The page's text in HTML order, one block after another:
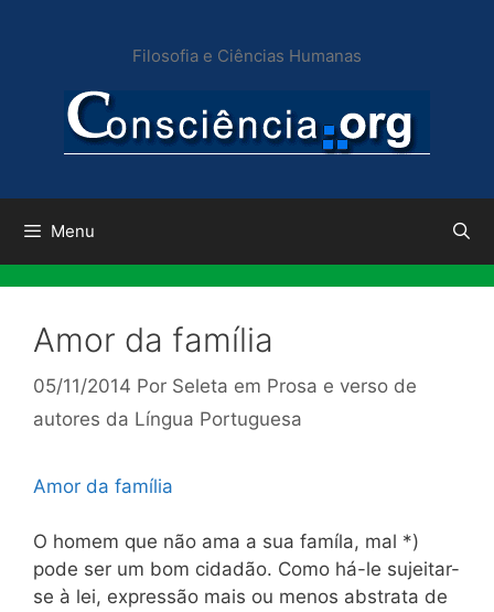
conteúdo
Filosofia e Ciências Humanas
Menu
Amor da família
05/11/2014 Por Seleta em Prosa e verso de
autores da Língua Portuguesa
Amor da família
O homem que não ama a sua famíla, mal *)
pode ser um bom cidadão. Como há-le sujeitar-
se à lei, expressão mais ou menos abstrata de